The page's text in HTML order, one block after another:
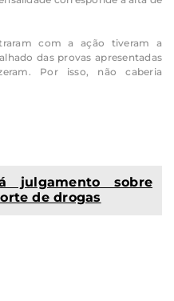
com a ação tiveram a
das provas apresentadas
Por isso, não caberia
julgamento sobre
de drogas